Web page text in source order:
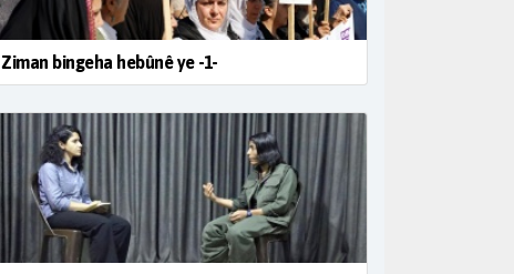
Ziman bingeha hebûnê ye -1-